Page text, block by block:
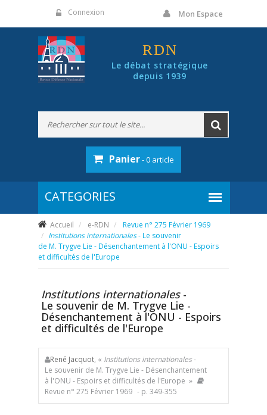
Connexion Mon Espace
RDN
Le débat stratégique
depuis 1939
Panier- 0 article
Accueil e-RDN
Revue n° 275 Février 1969
Institutions internationales- Le souvenir
de M. Trygve Lie - Désenchantement à l'ONU - Espoirs
et difficultés de l'Europe
Institutions internationales-
Le souvenir de M. Trygve Lie -
Désenchantement à l'ONU - Espoirs
et difficultés de l'Europe
René Jacquot, « Institutions internationales-
Le souvenir de M. Trygve Lie - Désenchantement
à l'ONU - Espoirs et difficultés de l'Europe »
Revue n° 275 Février 1969 - p. 349-355